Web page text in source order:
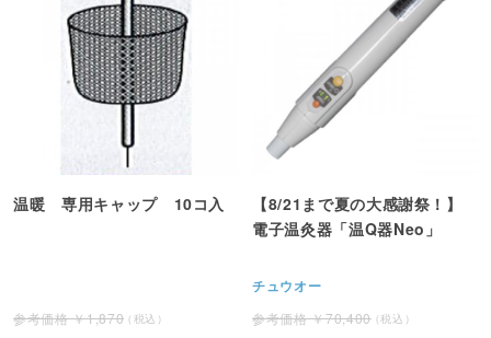
温暖 専用キャップ 10コ入
1,870
【8/21まで夏の大感謝祭！】
電子温灸器「温Q器Neo」
チュウオー
70,400